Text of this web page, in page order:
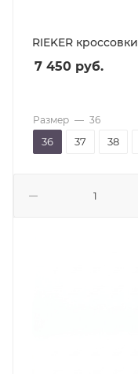
RIEKER кроссовки
7 450 руб.
Размер — 36
36 37 38